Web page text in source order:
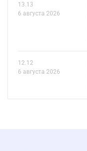
13.13
6 августа 2026
12.12
6 августа 2026